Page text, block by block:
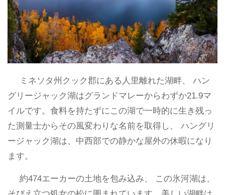
ミネソタ州クック郡にある人里離れた湖畔、 ハン
グリージャック湖はグランドマレーからわずか21.9マ
イルです。食料を持たずにこの湖で一時的に生き残っ
た測量士からその風変わりな名前を取得し、 ハングリ
ージャック湖は、中西部での静かな屋外の休暇になり
ます。
約474エーカーの土地を包み込み、 この氷河湖は、